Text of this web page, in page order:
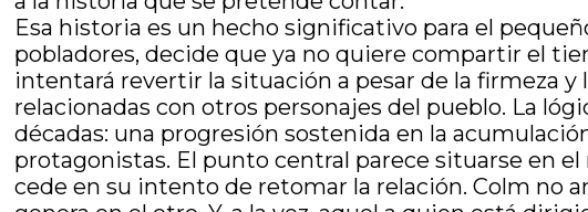
Esa historia es un hecho significativo para el
pobladores, decide que ya no quiere compartir el
intentará revertir la situación a pesar de la firmeza
relacionadas con otros personajes del pueblo. La
décadas: una progresión sostenida en la
protagonistas. El punto central parece situarse en
cede en su intento de retomar la relación. Colm no